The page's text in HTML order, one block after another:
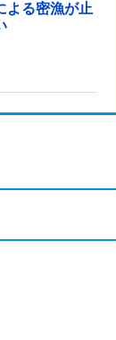
よる密漁が止